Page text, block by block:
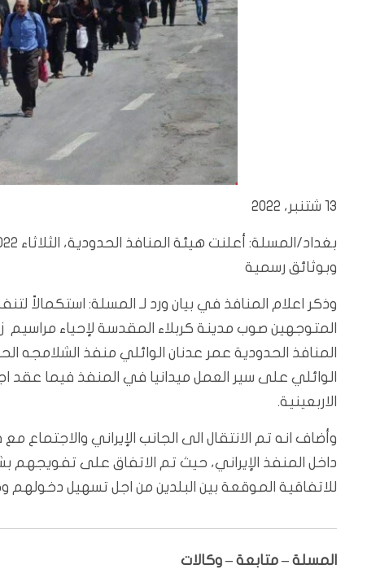
13 شتنبر، 2022
وبوثائق رسمية
وذكر اعلام المنافذ في بيان ورد لـ المسلة: استكمالاً
المتوجهين صوب مدينة كربلاء المقدسة لإحياء مراسيم
المنافذ الحدودية عمر عدنان الوائلي منفذ الشلامجه
الوائلي على سير العمل ميدانيا في المنفذ فيما عقد
الاربعينية.
وأضاف انه تم الانتقال الى الجانب الإيراني والاجتماع مع
داخل المنفذ الإيراني، حيث تم الاتفاق على تفويجهم
للاتفاقية الموقعة بين البلدين من اجل تسهيل دخولهم
المسلة – متابعة – وكالات